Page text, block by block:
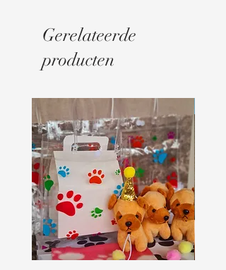
Gerelateerde
producten